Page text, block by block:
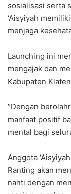
sosialisasi serta
‘Aisyiyah
menjaga
Launching ini
mengajak dan
Kabupaten
“Dengan
manfaat positif
mental bagi
Anggota
Ranting akan
nanti dengan